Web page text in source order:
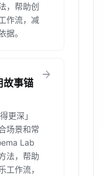
，帮助创
作流，减
据。
故事锚
更深」
场景和常
Lab
法，帮助
工作流，
arrow_forward